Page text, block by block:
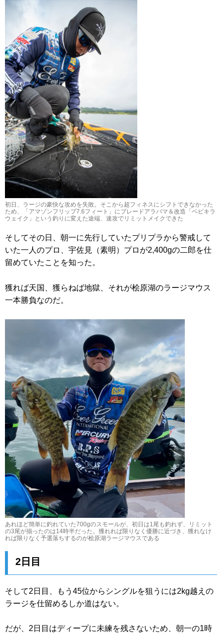
初日、ラージの豪快な攻めを失敗。そこから超フィネスにシフトできなかった
ため、「アマゾンフリップ7.6フィート」にブレードアラバマ＆改造「ベビキラ
ウェイク」という釣りに変えた途端、速攻でリミットメイクできた
そしてその日、朝一に先行していたプリプラから警戒して
いた一人のプロ、宇佐見（素明）プロが2,400gの二郎を仕
留めていたことを知った。
獲れば天国、獲らねば地獄、それが桧原湖のラージマウス
一本勝負なのだ。
あれほど簡単に釣れていた700gのスモールが、初日は1尾も釣れず、リミット
の3尾が揃ったのは14時半だった。獲れれば限りなく優勝に近づき、獲れなけ
れば限りなく予選落ちするのが桧原湖ラージマウスである
2日目
そして2日目、もう45位からシングルを狙うには2kg越えの
ラージを仕留めるしか道はない。
だが、2日目はディープに未練を残さないため、朝一の1時